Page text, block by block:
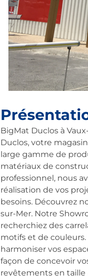
BigMat Duclos à
Duclos, votre
large gamme de
matériaux de
professionnel, nous
réalisation de vos
besoins. Découvrez
sur-Mer. Notre
recherchiez des
motifs et de
harmoniser vos
façon de concevoir
revêtements en taille